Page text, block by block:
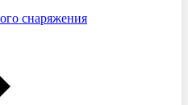
снаряжения